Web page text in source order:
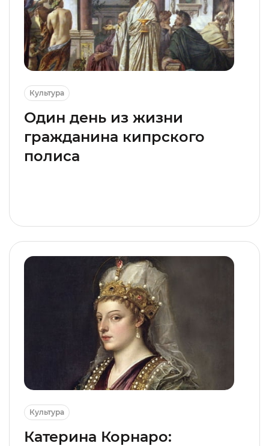
Культура
Один день из жизни
гражданина кипрского
полиса
Культура
Катерина Корнаро: